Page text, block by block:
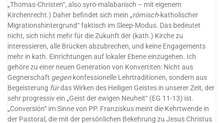
„Thomas-Christen“, also syro-malabarisch – mit eigenem
Kirchenrecht.) Daher befindet sich mein „römisch-katholischer
Migrationshintergrund“ faktisch im Sleep-Modus. Das bedeutet
nicht, sich nicht mehr für die Zukunft der (kath.) Kirche zu
interessieren, alle Brücken abzubrechen, und keine Engagements
mehr in kath. Einrichtungen auf lokaler Ebene einzugehen. Ich
gehöre zu einer neuen Generation von Konvertiten: Nicht aus
Gegnerschaft gegenkonfessionelle Lehrtraditionen, sondern aus
Begeisterung fürdas Wirken des Heiligen Geistes in unserer Zeit, der
sehr progressiv ein „Geist der ewigen Neuheit“ (EG 11-13) ist.
„Conversión“ im Sinne von PP. Franziskus meint die Kehrtwende in
der Pastoral, die mit der persönlichen Bekehrung zu Jesus Christus